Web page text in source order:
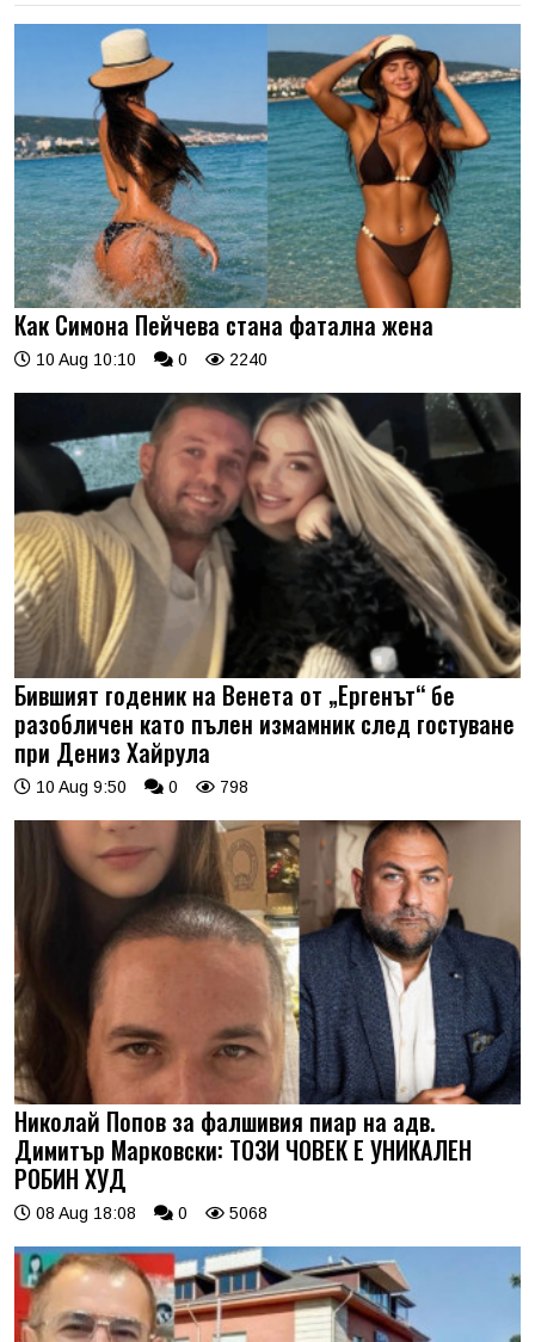
Как Симона Пейчева стана фатална жена
10 Aug 10:10 0 2240
Бившият годеник на Венета от „Ергенът“ бе
разобличен като пълен измамник след гостуване
при Дениз Хайрула
10 Aug 9:50 0 798
Николай Попов за фалшивия пиар на адв.
Димитър Марковски: ТОЗИ ЧОВЕК Е УНИКАЛЕН
РОБИН ХУД
08 Aug 18:08 0 5068